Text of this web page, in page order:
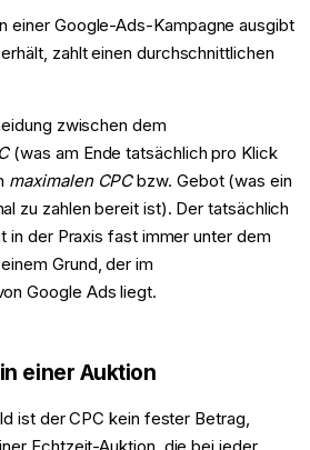
einer Google-Ads-Kampagne ausgibt
zahlt einen durchschnittlichen
zwischen dem
(was am Ende tatsächlich pro Klick
maximalen CPCbzw. Gebot (was ein
zu zahlen bereit ist). Der tatsächlich
in der Praxis fast immer unter dem
Grund, der im
Google Ads liegt.
einer Auktion
ist der CPC kein fester Betrag,